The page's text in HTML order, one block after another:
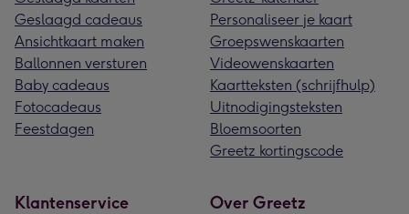
Geslaagd cadeaus
Ansichtkaart maken
Ballonnen versturen
Baby cadeaus
Fotocadeaus
Feestdagen
Personaliseer je kaart
Groepswenskaarten
Videowenskaarten
Kaartteksten (schrijfhulp)
Uitnodigingsteksten
Bloemsoorten
Greetz kortingscode
Klantenservice Over Greetz